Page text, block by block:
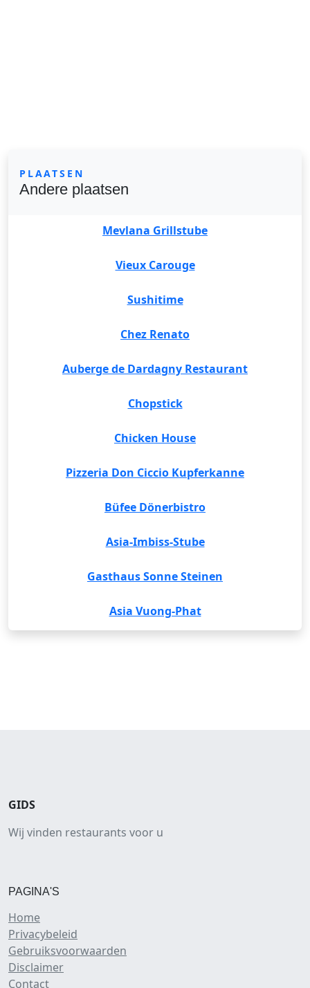
PLAATSEN
Andere plaatsen
Mevlana Grillstube
Vieux Carouge
Sushitime
Chez Renato
Auberge de Dardagny Restaurant
Chopstick
Chicken House
Pizzeria Don Ciccio Kupferkanne
Büfee Dönerbistro
Asia-Imbiss-Stube
Gasthaus Sonne Steinen
Asia Vuong-Phat
GIDS
Wij vinden restaurants voor u
PAGINA'S
Home
Privacybeleid
Gebruiksvoorwaarden
Disclaimer
Contact